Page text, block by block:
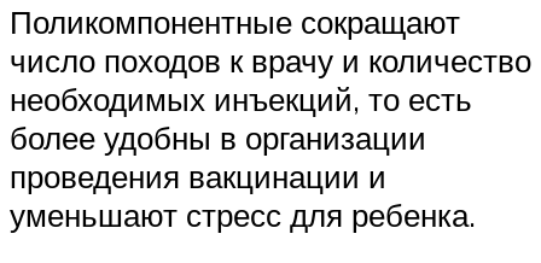
Поликомпонентные сокращают
число походов к врачу и количество
необходимых инъекций, то есть
более удобны в организации
проведения вакцинации и
уменьшают стресс для ребенка.